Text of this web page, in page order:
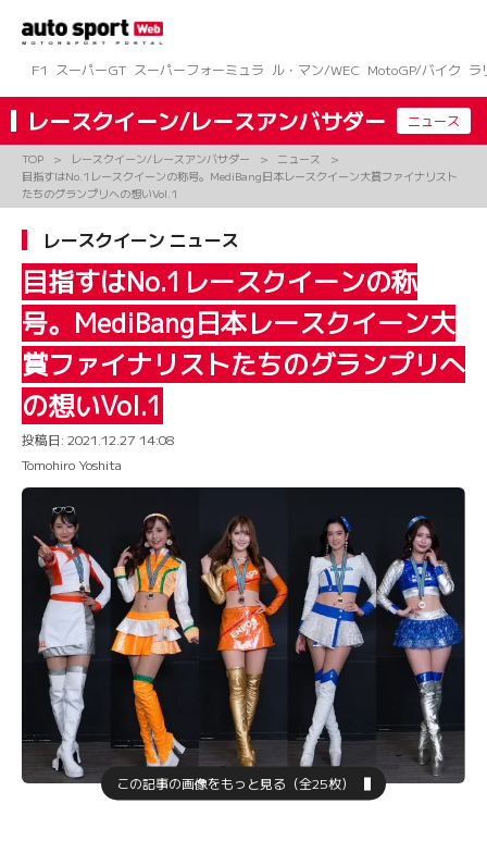
ツ
へ
ス
キ
F1 スーパーGT スーパーフォーミュラ ル・マン/WEC MotoGP/バイク ラ
レースクイーン/レースアンバサダー ニュース
TOP レースクイーン/レースアンバサダー
ニュース
目指すはNo.1レースクイーンの称号。MediBang日本レースクイーン大賞ファイナリスト
たちのグランプリへの想いVol.1
レースクイーン ニュース
目指すはNo.1レースクイーンの称
号。MediBang日本レースクイーン大
賞ファイナリストたちのグランプリへ
の想いVol.1
投稿日: 2021.12.27 14:08
Tomohiro Yoshita
この記事の画像をもっと見る（全25枚）